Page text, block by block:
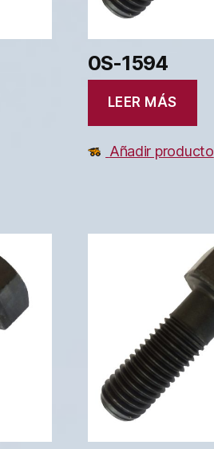
0S-1594
LEER MÁS
Añadir producto